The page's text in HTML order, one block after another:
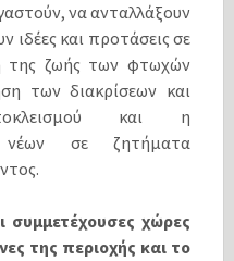
να ανταλλάξουν
ιδέες και προτάσεις σε
της ζωής των φτωχών
των διακρίσεων και
και η
νέων σε ζητήματα
συμμετέχουσες χώρες
της περιοχής και το